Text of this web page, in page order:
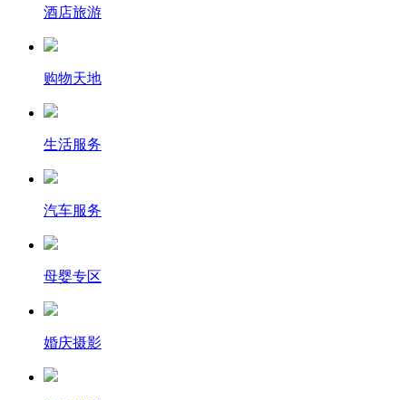
酒店旅游
购物天地
生活服务
汽车服务
母婴专区
婚庆摄影